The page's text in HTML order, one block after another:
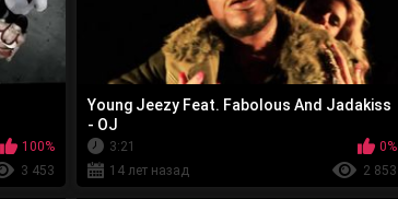
100%
3 453
Young Jeezy Feat. Fabolous And Jadakiss
- OJ
3:21
0%
14 лет назад
2 853